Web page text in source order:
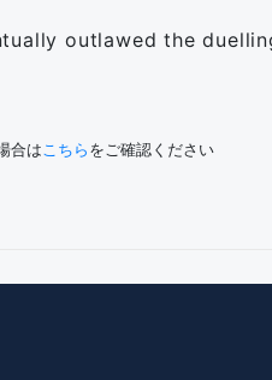
outlawed the
合は こちら をご確認ください